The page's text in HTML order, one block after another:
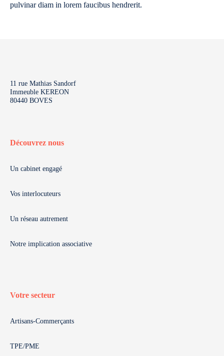
pulvinar diam in lorem faucibus hendrerit.
11 rue Mathias Sandorf
Immeuble KEREON
80440 BOVES
Découvrez nous
Un cabinet engagé
Vos interlocuteurs
Un réseau autrement
Notre implication associative
Votre secteur
Artisans-Commerçants
TPE/PME